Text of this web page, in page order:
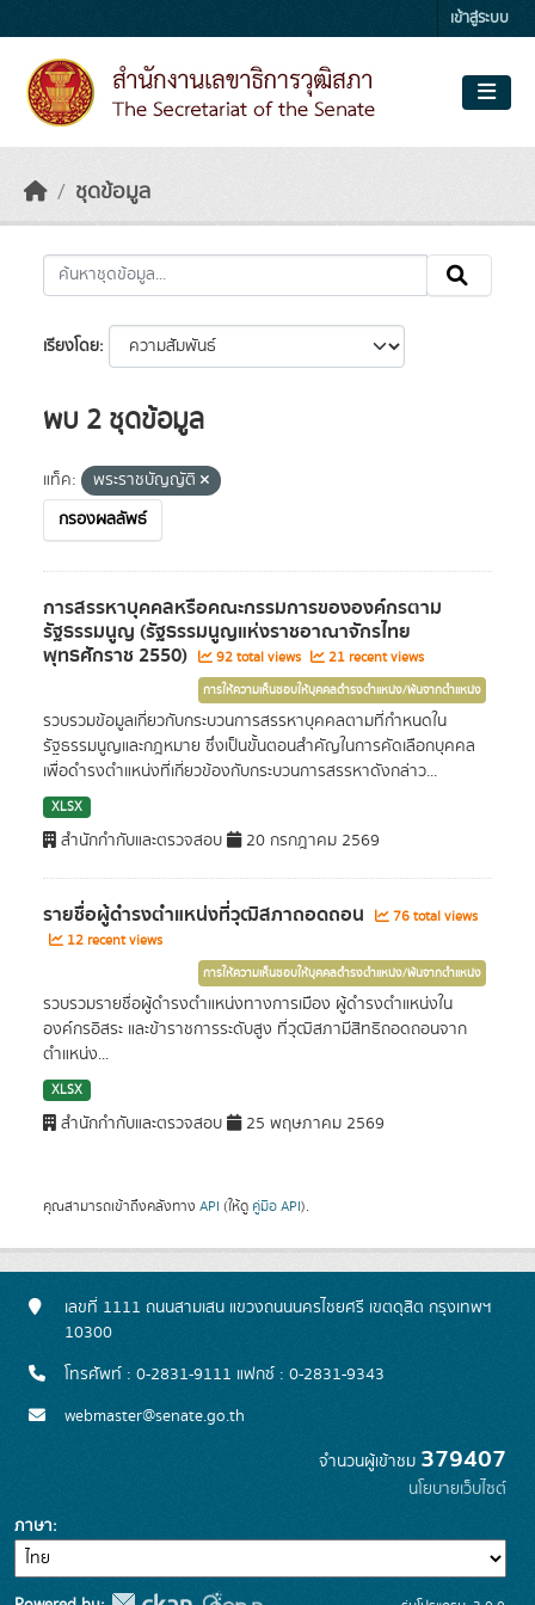
เข้าสู่ระบบ
ชุดข้อมูล
เรียงโดย
พบ 2 ชุดข้อมูล
แท็ค:
พระราชบัญญัติ
กรองผลลัพธ์
การสรรหาบุคคลหรือคณะกรรมการขององค์กรตาม
รัฐธรรมนูญ (รัฐธรรมนูญแห่งราชอาณาจักรไทย
พุทธศักราช 2550) 92 total views 21 recent views
การให้ความเห็นชอบให้บุคคลดำรงตำแหน่ง/พ้นจากตำแหน่ง
รวบรวมข้อมูลเกี่ยวกับกระบวนการสรรหาบุคคลตามที่กำหนดใน
รัฐธรรมนูญและกฎหมาย ซึ่งเป็นขั้นตอนสำคัญในการคัดเลือกบุคคล
เพื่อดำรงตำแหน่งที่เกี่ยวข้องกับกระบวนการสรรหาดังกล่าว...
XLSX
สำนักกำกับและตรวจสอบ 20 กรกฎาคม 2569
รายชื่อผู้ดำรงตำแหน่งที่วุฒิสภาถอดถอน
76 total views
12 recent views
การให้ความเห็นชอบให้บุคคลดำรงตำแหน่ง/พ้นจากตำแหน่ง
รวบรวมรายชื่อผู้ดำรงตำแหน่งทางการเมือง ผู้ดำรงตำแหน่งใน
องค์กรอิสระ และข้าราชการระดับสูง ที่วุฒิสภามีสิทธิถอดถอนจาก
ตำแหน่ง...
XLSX
สำนักกำกับและตรวจสอบ 25 พฤษภาคม 2569
คุณสามารถเข้าถึงคลังทาง API (ให้ดู คู่มือ API).
เลขที่ 1111 ถนนสามเสน แขวงถนนนครไชยศรี เขตดุสิต กรุงเทพฯ
10300
โทรศัพท์ : 0-2831-9111 แฟกซ์ : 0-2831-9343
webmaster@senate.go.th
จำนวนผู้เข้าชม 379407
นโยบายเว็บไซต์
ภาษา